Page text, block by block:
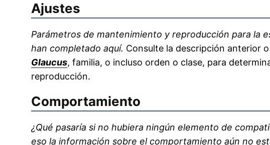
Ajustes
Parámetros de mantenimiento y reproducción para la
han completado aquí. Consulte la descripción anterior
Glaucus, familia, o incluso orden o clase, para
reproducción.
Comportamiento
¿Qué pasaría si no hubiera ningún elemento de
eso la información sobre el comportamiento aún no